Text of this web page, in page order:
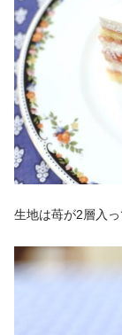
生地は苺が2層入